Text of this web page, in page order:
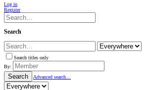
Log in
Register
Search
Search titles only
By:
Search Advanced search…